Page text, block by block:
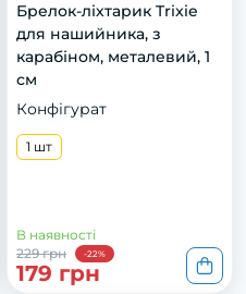
Брелок-ліхтарик Trixie
для нашийника, з
карабіном, металевий, 1
см
Конфігурат
1 шт
В наявності
229 грн
-22%
179 грн